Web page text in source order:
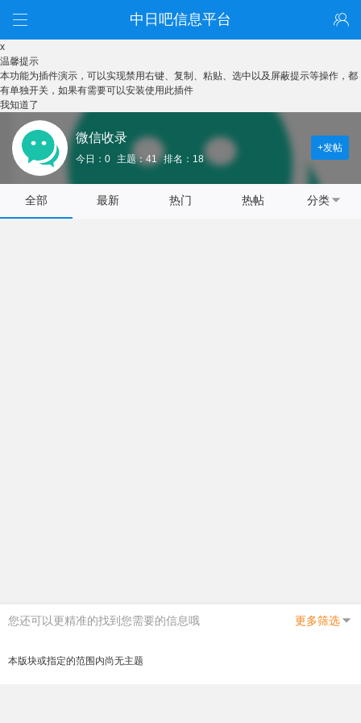
中日吧信息平台
x
温馨提示
本功能为插件演示，可以实现禁用右键、复制、粘贴、选中以及屏蔽提示等操作，都
有单独开关，如果有需要可以安装使用此插件
我知道了
微信收录
今日：0 主题：41 排名：18
+发帖
全部 最新 热门 热帖 分类
您还可以更精准的找到您需要的信息哦 更多筛选
本版块或指定的范围内尚无主题